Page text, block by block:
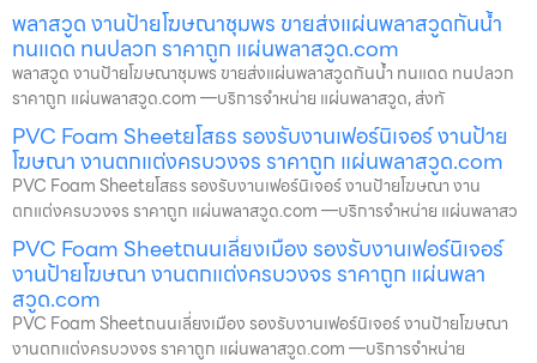
พลาสวูด งานป้ายโฆษณาชุมพร ขายส่งแผ่นพลาสวูดกันน้ำ
ทนแดด ทนปลวก ราคาถูก แผ่นพลาสวูด.com
พลาสวูด งานป้ายโฆษณาชุมพร ขายส่งแผ่นพลาสวูดกันน้ำ ทนแดด ทนปลวก
ราคาถูก แผ่นพลาสวูด.com —บริการจำหน่าย แผ่นพลาสวูด, ส่งทั
PVC Foam Sheetยโสธร รองรับงานเฟอร์นิเจอร์ งานป้าย
โฆษณา งานตกแต่งครบวงจร ราคาถูก แผ่นพลาสวูด.com
PVC Foam Sheetยโสธร รองรับงานเฟอร์นิเจอร์ งานป้ายโฆษณา งาน
ตกแต่งครบวงจร ราคาถูก แผ่นพลาสวูด.com —บริการจำหน่าย แผ่นพลาสว
PVC Foam Sheetถนนเลี่ยงเมือง รองรับงานเฟอร์นิเจอร์
งานป้ายโฆษณา งานตกแต่งครบวงจร ราคาถูก แผ่นพลา
สวูด.com
PVC Foam Sheetถนนเลี่ยงเมือง รองรับงานเฟอร์นิเจอร์ งานป้ายโฆษณา
งานตกแต่งครบวงจร ราคาถูก แผ่นพลาสวูด.com —บริการจำหน่าย